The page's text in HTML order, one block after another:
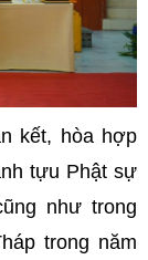
kết, hòa hợp
tựu Phật sự
như trong
trong năm